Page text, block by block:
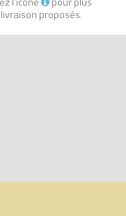
mesure plus de 4
de prix 100%
proposés.